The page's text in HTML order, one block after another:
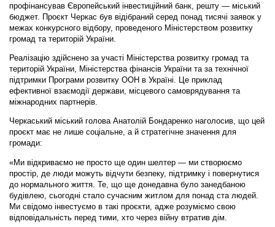
профінансував Європейський інвестиційний банк, решту — міський
бюджет. Проєкт Черкас був відібраний серед понад тисячі заявок у
межах конкурсного відбору, проведеного Міністерством розвитку
громад та територій України.
Реалізацію здійснено за участі Міністерства розвитку громад та
територій України, Міністерства фінансів України та за технічної
підтримки Програми розвитку ООН в Україні. Це приклад
ефективної взаємодії держави, місцевого самоврядування та
міжнародних партнерів.
Черкаський міський голова Анатолій Бондаренко наголосив, що цей
проєкт має не лише соціальне, а й стратегічне значення для
громади:
«Ми відкриваємо не просто ще один шелтер — ми створюємо
простір, де люди можуть відчути безпеку, підтримку і повернутися
до нормального життя. Те, що ще донедавна було занедбаною
будівлею, сьогодні стало сучасним житлом для понад ста людей.
Ми свідомо інвестуємо в такі проєкти, адже розуміємо свою
відповідальність перед тими, хто через війну втратив дім.